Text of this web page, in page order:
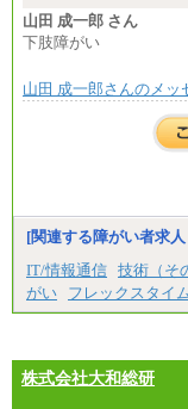
※試用
基本
いた
※自
※別途
山田 成一郎 さん
下肢障がい
山田 成一郎さんのメッ
[関連する障がい者求
IT/情報通信 技術（そ
がい
フレックスタイ
株式会社大和総研